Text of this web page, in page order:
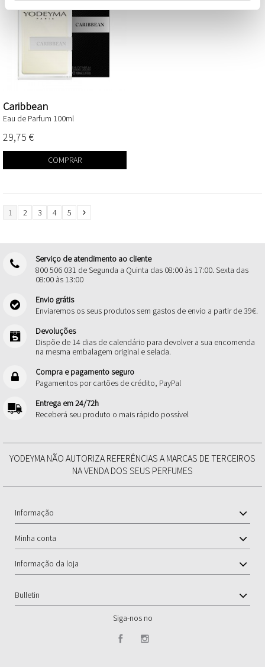
Caribbean
Eau de Parfum 100ml
29,75 €
COMPRAR
1 2 3 4 5
Serviço de atendimento ao cliente
800 506 031 de Segunda a Quinta das 08:00 às 17:00. Sexta das
08:00 às 13:00
Envio grátis
Enviaremos os seus produtos sem gastos de envio a partir de 39€.
Devoluções
Dispõe de 14 dias de calendário para devolver a sua encomenda
na mesma embalagem original e selada.
Compra e pagamento seguro
Pagamentos por cartões de crédito, PayPal
Entrega em 24/72h
Receberá seu produto o mais rápido possível
YODEYMA NÃO AUTORIZA REFERÊNCIAS A MARCAS DE TERCEIROS
NA VENDA DOS SEUS PERFUMES
Informação
Minha conta
Informação da loja
Bulletin
Siga-nos no